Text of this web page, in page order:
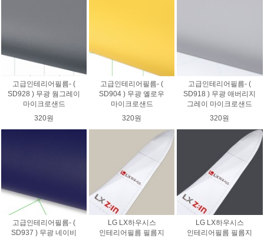
고급인테리어필름- (
SD928 ) 무광 웜그레이
마이크로샌드
320원
고급인테리어필름- (
SD904 ) 무광 옐로우
마이크로샌드
320원
고급인테리어필름- (
SD918 ) 무광 애버리지
그레이 마이크로샌드
320원
고급인테리어필름- (
SD937 ) 무광 네이비
LG LX하우시스
인테리어필름 필름지
LG LX하우시스
인테리어필름 필름지